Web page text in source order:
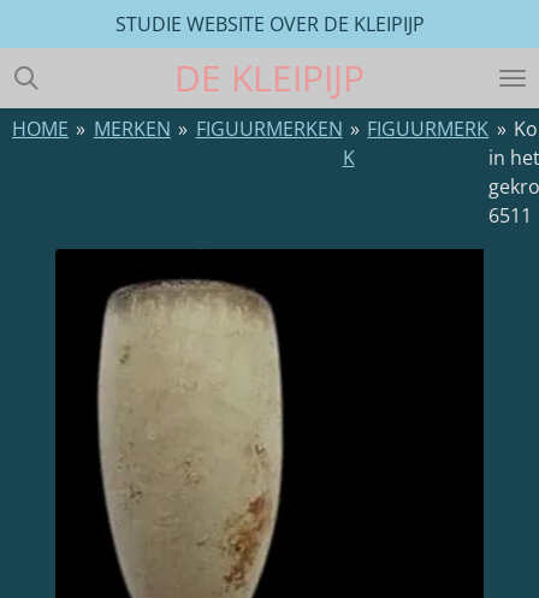
direct
naar
de
hoofdinhoud
DE KLEIPIJP
STUDIE WEBSITE OVER DE KLEIPIJP
HOME » MERKEN » FIGUURMERKEN » FIGUURMERK
K
»
in
6511